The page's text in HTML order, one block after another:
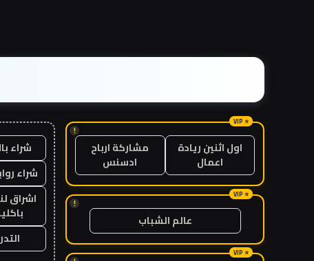
!
اول اثنين ريادة
اعمال
مشاركة ارباح
ادسنس
!
عالم الشباب
شراء
شراء
اشراق